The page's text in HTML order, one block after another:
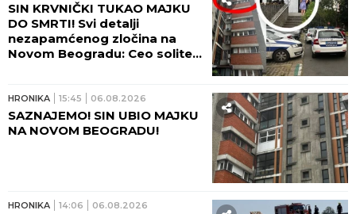
SIN KRVNIČKI TUKAO MAJKU
DO SMRTI! Svi detalji
nezapamćenog zločina na
Novom Beogradu: Ceo soliter
HRONIKA 15:45 06.08.2026
SAZNAJEMO! SIN UBIO MAJKU
NA NOVOM BEOGRADU!
HRONIKA 14:06 06.08.2026